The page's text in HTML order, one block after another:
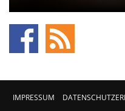
IMPRESSUM